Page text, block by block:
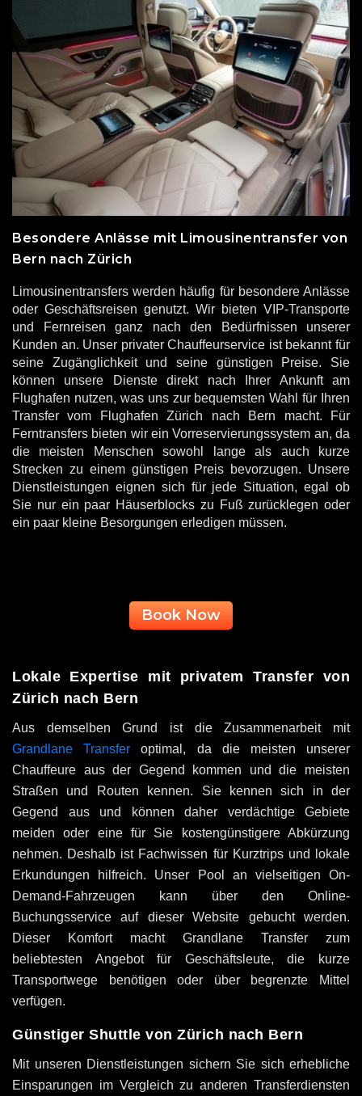
Besondere Anlässe mit Limousinentransfer von
Bern nach Zürich
Limousinentransfers werden häufig für besondere Anlässe
oder Geschäftsreisen genutzt. Wir bieten VIP-Transporte
und Fernreisen ganz nach den Bedürfnissen unserer
Kunden an. Unser privater Chauffeurservice ist bekannt für
seine Zugänglichkeit und seine günstigen Preise. Sie
können unsere Dienste direkt nach Ihrer Ankunft am
Flughafen nutzen, was uns zur bequemsten Wahl für Ihren
Transfer vom Flughafen Zürich nach Bern macht. Für
Ferntransfers bieten wir ein Vorreservierungssystem an, da
die meisten Menschen sowohl lange als auch kurze
Strecken zu einem günstigen Preis bevorzugen. Unsere
Dienstleistungen eignen sich für jede Situation, egal ob
Sie nur ein paar Häuserblocks zu Fuß zurücklegen oder
ein paar kleine Besorgungen erledigen müssen.
Book Now
Lokale Expertise mit privatem Transfer von
Zürich nach Bern
Aus demselben Grund ist die Zusammenarbeit mit
Grandlane Transfer optimal, da die meisten unserer
Chauffeure aus der Gegend kommen und die meisten
Straßen und Routen kennen. Sie kennen sich in der
Gegend aus und können daher verdächtige Gebiete
meiden oder eine für Sie kostengünstigere Abkürzung
nehmen. Deshalb ist Fachwissen für Kurztrips und lokale
Erkundungen hilfreich. Unser Pool an vielseitigen On-
Demand-Fahrzeugen kann über den Online-
Buchungsservice auf dieser Website gebucht werden.
Dieser Komfort macht Grandlane Transfer zum
beliebtesten Angebot für Geschäftsleute, die kurze
Transportwege benötigen oder über begrenzte Mittel
verfügen.
Günstiger Shuttle von Zürich nach Bern
Mit unseren Dienstleistungen sichern Sie sich erhebliche
Einsparungen im Vergleich zu anderen Transferdiensten